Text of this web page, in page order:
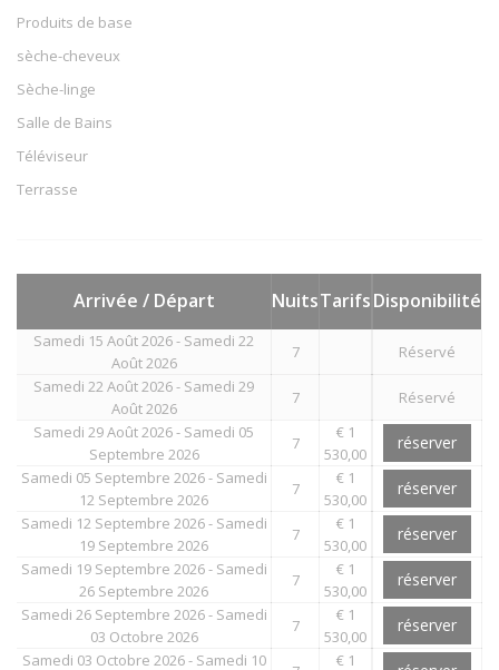
Produits de base
sèche-cheveux
Sèche-linge
Salle de Bains
Téléviseur
Terrasse
Arrivée / Départ NuitsTarifsDisponibilité
Samedi 15 Août 2026 - Samedi 22
Août 2026
7
Réservé
Samedi 22 Août 2026 - Samedi 29
Août 2026
7
Réservé
Samedi 29 Août 2026 - Samedi 05
Septembre 2026
7
€ 1
530,00
réserver
Samedi 05 Septembre 2026 - Samedi
12 Septembre 2026
7
€ 1
530,00
réserver
Samedi 12 Septembre 2026 - Samedi
19 Septembre 2026
7
€ 1
530,00
réserver
Samedi 19 Septembre 2026 - Samedi
26 Septembre 2026
7
€ 1
530,00
réserver
Samedi 26 Septembre 2026 - Samedi
03 Octobre 2026
7
€ 1
530,00
réserver
Samedi 03 Octobre 2026 - Samedi 10 € 1